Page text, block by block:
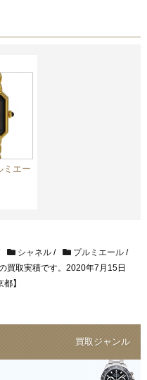
ミエー
シャネル/ プルミエール/
買取実積です。2020年7月15日
】
買取ジャンル